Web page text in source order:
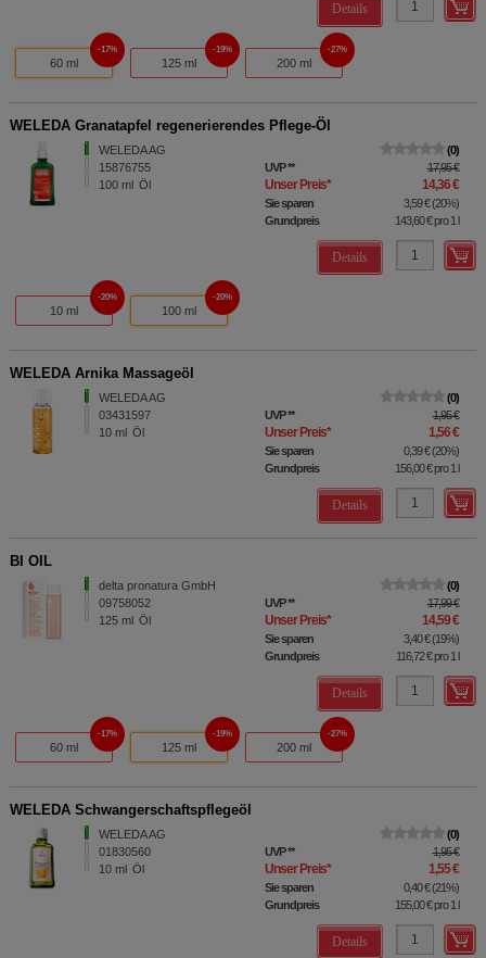
Details
60 ml
17%
125 ml
19%
200 ml
27%
WELEDA Granatapfel regenerierendes Pflege-Öl
WELEDA AG
15876755
100 ml Öl
0
UVP** 17,95 €
Unser Preis* 14,36 €
Sie sparen 3,59 €(20%)
Grundpreis
143,60 €pro 1 l
Details
10 ml
20%
100 ml
20%
WELEDA Arnika Massageöl
WELEDA AG
03431597
10 ml Öl
0
UVP** 1,95 €
Unser Preis* 1,56 €
Sie sparen 0,39 €(20%)
Grundpreis
156,00 €pro 1 l
Details
BI OIL
delta pronatura GmbH
09758052
125 ml Öl
0
UVP** 17,99 €
Unser Preis* 14,59 €
Sie sparen 3,40 €(19%)
Grundpreis
116,72 €pro 1 l
Details
60 ml
17%
125 ml
19%
200 ml
27%
WELEDA Schwangerschaftspflegeöl
WELEDA AG
01830560
10 ml Öl
0
UVP** 1,95 €
Unser Preis* 1,55 €
Sie sparen 0,40 €(21%)
Grundpreis
155,00 €pro 1 l
Details